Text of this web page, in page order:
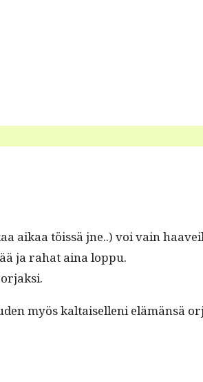
aikaa töis­sä jne..) voi vain
ja rahat aina loppu.
myös kaltaisel­leni elämän­sä